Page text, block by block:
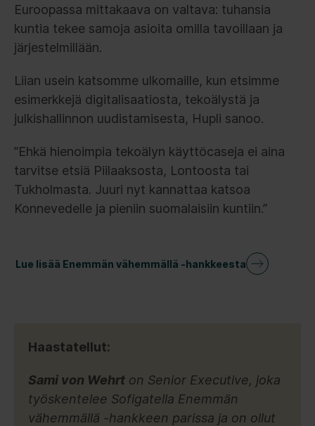
Euroopassa mittakaava on valtava: tuhansia
kuntia tekee samoja asioita omilla tavoillaan ja
järjestelmillään.
Liian usein katsomme ulkomaille, kun etsimme
esimerkkejä digitalisaatiosta, tekoälystä ja
julkishallinnon uudistamisesta, Hupli sanoo.
”Ehkä hienoimpia tekoälyn käyttöcaseja ei aina
tarvitse etsiä Piilaaksosta, Lontoosta tai
Tukholmasta. Juuri nyt kannattaa katsoa
Konnevedelle ja pieniin suomalaisiin kuntiin.”
Lue lisää Enemmän vähemmällä -hankkeesta
Haastatellut:
Sami von Wehrt on Senior Executive, joka
työskentelee Sofigatella Enemmän
vähemmällä -hankkeen parissa ja on ollut